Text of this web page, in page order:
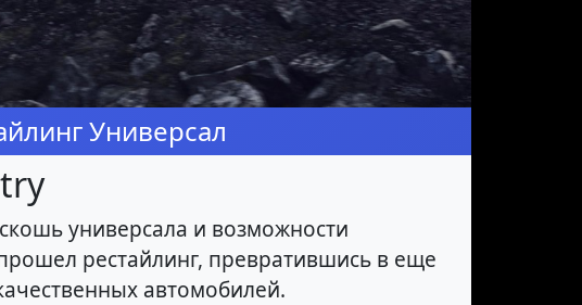
Универсал
универсала и возможности
рестайлинг, превратившись в еще
автомобилей.